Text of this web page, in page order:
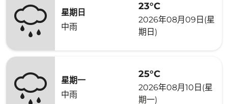
星期日
中雨
23°C
2026年08月09日(星
期日)
星期一
中雨
25°C
2026年08月10日(星
期一)